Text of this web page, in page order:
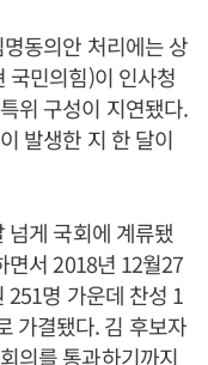
동의안 처리에는 상
국민의힘)이 인사청
위 구성이 지연됐다.
발생한 지 한 달이
넘게 국회에 계류됐
면서 2018년 12월27
251명 가운데 찬성 1
가결됐다. 김 후보자
의를 통과하기까지